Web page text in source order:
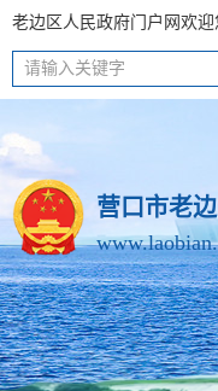
老边区人民政府门户网欢迎
请输入关键字
营口市老